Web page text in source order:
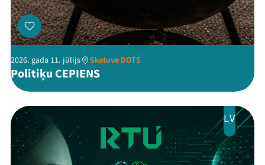
2026. gada 11. jūlijs Skatuve DOTS
Politiķu CEPIENS
LV